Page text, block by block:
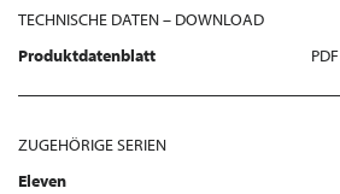
TECHNISCHE DATEN – DOWNLOAD
Produktdatenblatt
PDF
ZUGEHÖRIGE SERIEN
Eleven